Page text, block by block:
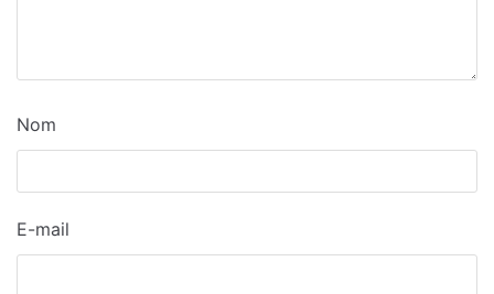
Nom
E-mail